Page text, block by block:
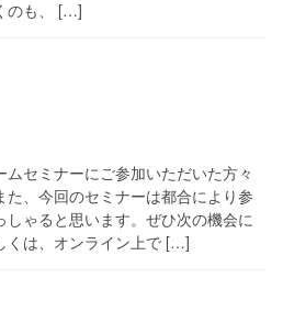
のも、 […]
セミナーにご参加いただいた方々
、今回のセミナーは都合により参
ゃると思います。ぜひ次の機会に
くは、オンライン上で […]